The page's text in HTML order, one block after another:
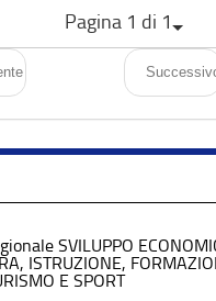
Pagina 1 di 1
SVILUPPO
ISTRUZIONE,
E SPORT